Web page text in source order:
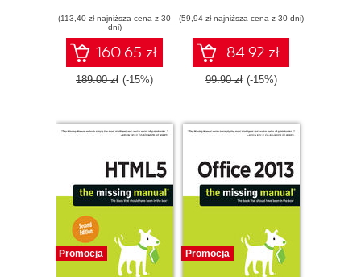
(113,40 zł najniższa cena z 30
dni)
160.65 zł
189.00 zł (-15%)
(59,94 zł najniższa cena z 30 dni)
84.92 zł
99.90 zł (-15%)
Promocja Promocja